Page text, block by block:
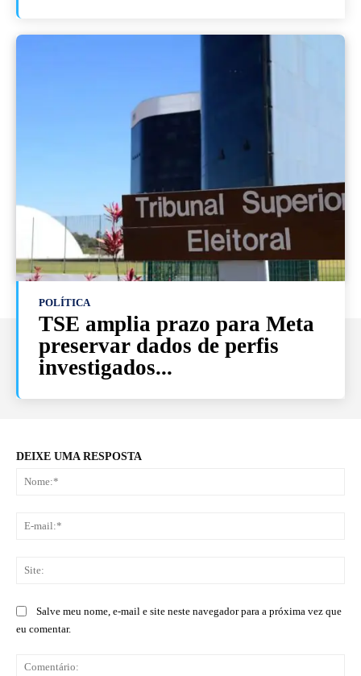
POLÍTICA
TSE amplia prazo para Meta
preservar dados de perfis
investigados...
DEIXE UMA RESPOSTA
Salve meu nome, e-mail e site neste navegador para a próxima vez que
eu comentar.